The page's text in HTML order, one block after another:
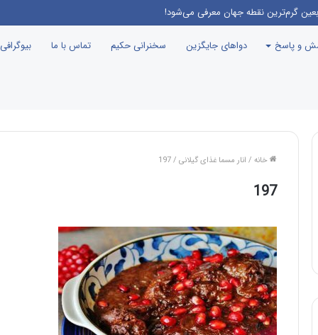
گرم‌ترین نقطه جهان معرفی می‌شود!
و پاسخ دواهای جایگزین سخنرانی حکیم تماس با ما
خانه / انار مسما غذای گیلانی /
197
197